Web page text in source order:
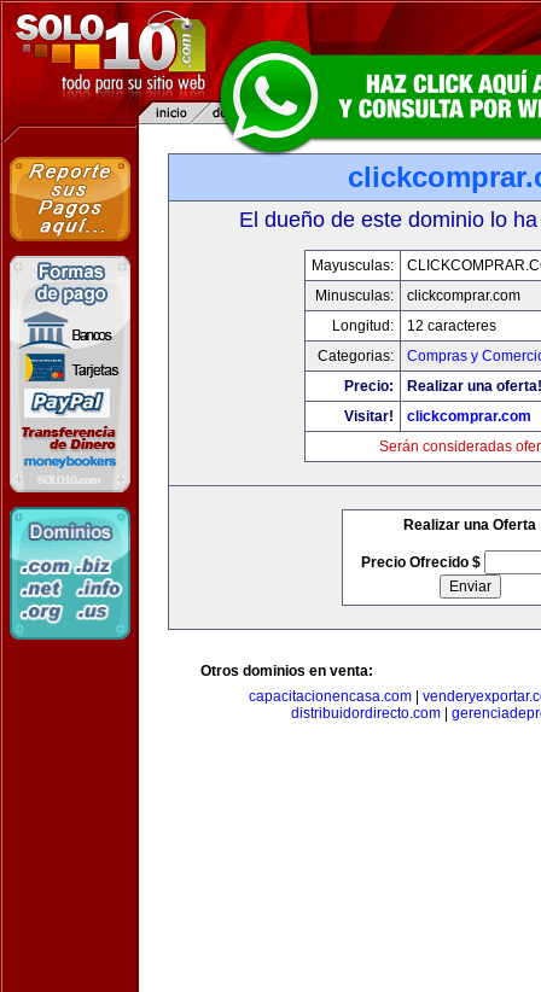
El dueño de este dominio lo
Mayusculas:
Minusculas:
clickcomprar.com
Longitud:
12 caracteres
Categorias:
Compras y
Precio:
Realizar una oferta!
Visitar!
clickcomprar.com
Serán consideradas
Realizar una Oferta
Precio Ofrecido $
Otros dominios en venta:
capacitacionencasa.com|
distribuidordirecto.com